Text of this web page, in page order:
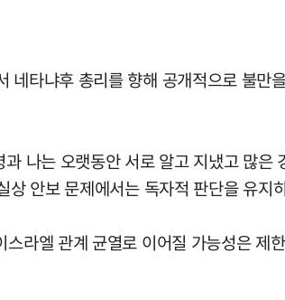
네타냐후 총리를 향해 공개적으로 불
나는 오랫동안 서로 알고 지냈고 많
안보 문제에서는 독자적 판단을 유지
라엘 관계 균열로 이어질 가능성은 제